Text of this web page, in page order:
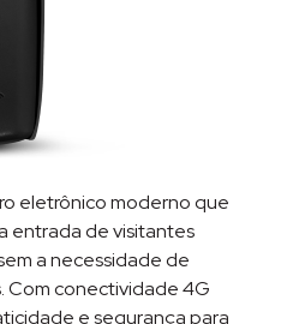
eletrônico moderno que
entrada de visitantes
a necessidade de
Com conectividade 4G
e segurança para